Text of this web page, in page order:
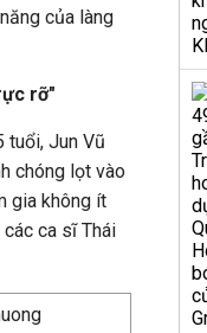
của làng
rỡ"
tuổi, Jun Vũ
chóng lọt vào
gia không ít
ca sĩ Thái